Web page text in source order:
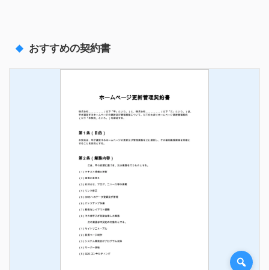
おすすめの契約書